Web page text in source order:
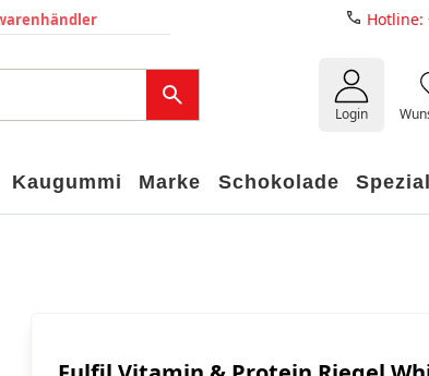
Hotline:
Login
Kaugummi Marke Schokolade